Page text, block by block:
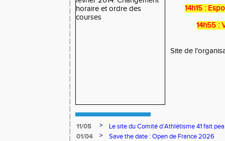
14h15 :
14h55 :
Site de
11/05 >
Le site du Comité d’Athlétisme 41 fait
01/04
>
Save the date : Open de France 2026